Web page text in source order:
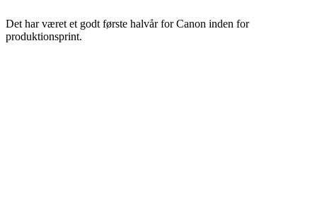
Det har været et godt første halvår for Canon inden for
produktionsprint.